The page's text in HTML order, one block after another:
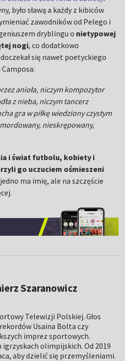
było sławą a każdy z kibiców
zawodników od Pelego i
dryblingu o nietypowej
nogi, co dodatkowo
się nawet poetyckiego
anioła, niczym kompozytor
z nieba, niczym tancerz
gra w piłkę wiedziony czystym
nieskrępowany,
i świat futbolu, kobiety i
go uczuciem ośmieszeni
ma imię, ale na szczęście
Szaranowicz
Telewizji Polskiej. Głos
Usaina Bolta czy
imprez sportowych.
olimpijskich. Od 2019
aby dzielić się przemyśleniami.